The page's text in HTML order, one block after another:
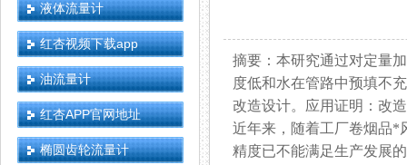
液体流量计
红杏视频下载app
油流量计
红杏APP官网地址
椭圆齿轮流量计
摘要：本研究通过对定量
度低和水在管路中预填不充
改造设计。应用证明
近年来，随着工厂卷烟
精度已不能满足生产发展的